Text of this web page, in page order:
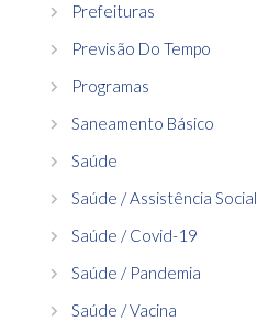
Prefeituras
Previsão Do Tempo
Programas
Saneamento Básico
Saúde
Saúde / Assistência Social
Saúde / Covid-19
Saúde / Pandemia
Saúde / Vacina